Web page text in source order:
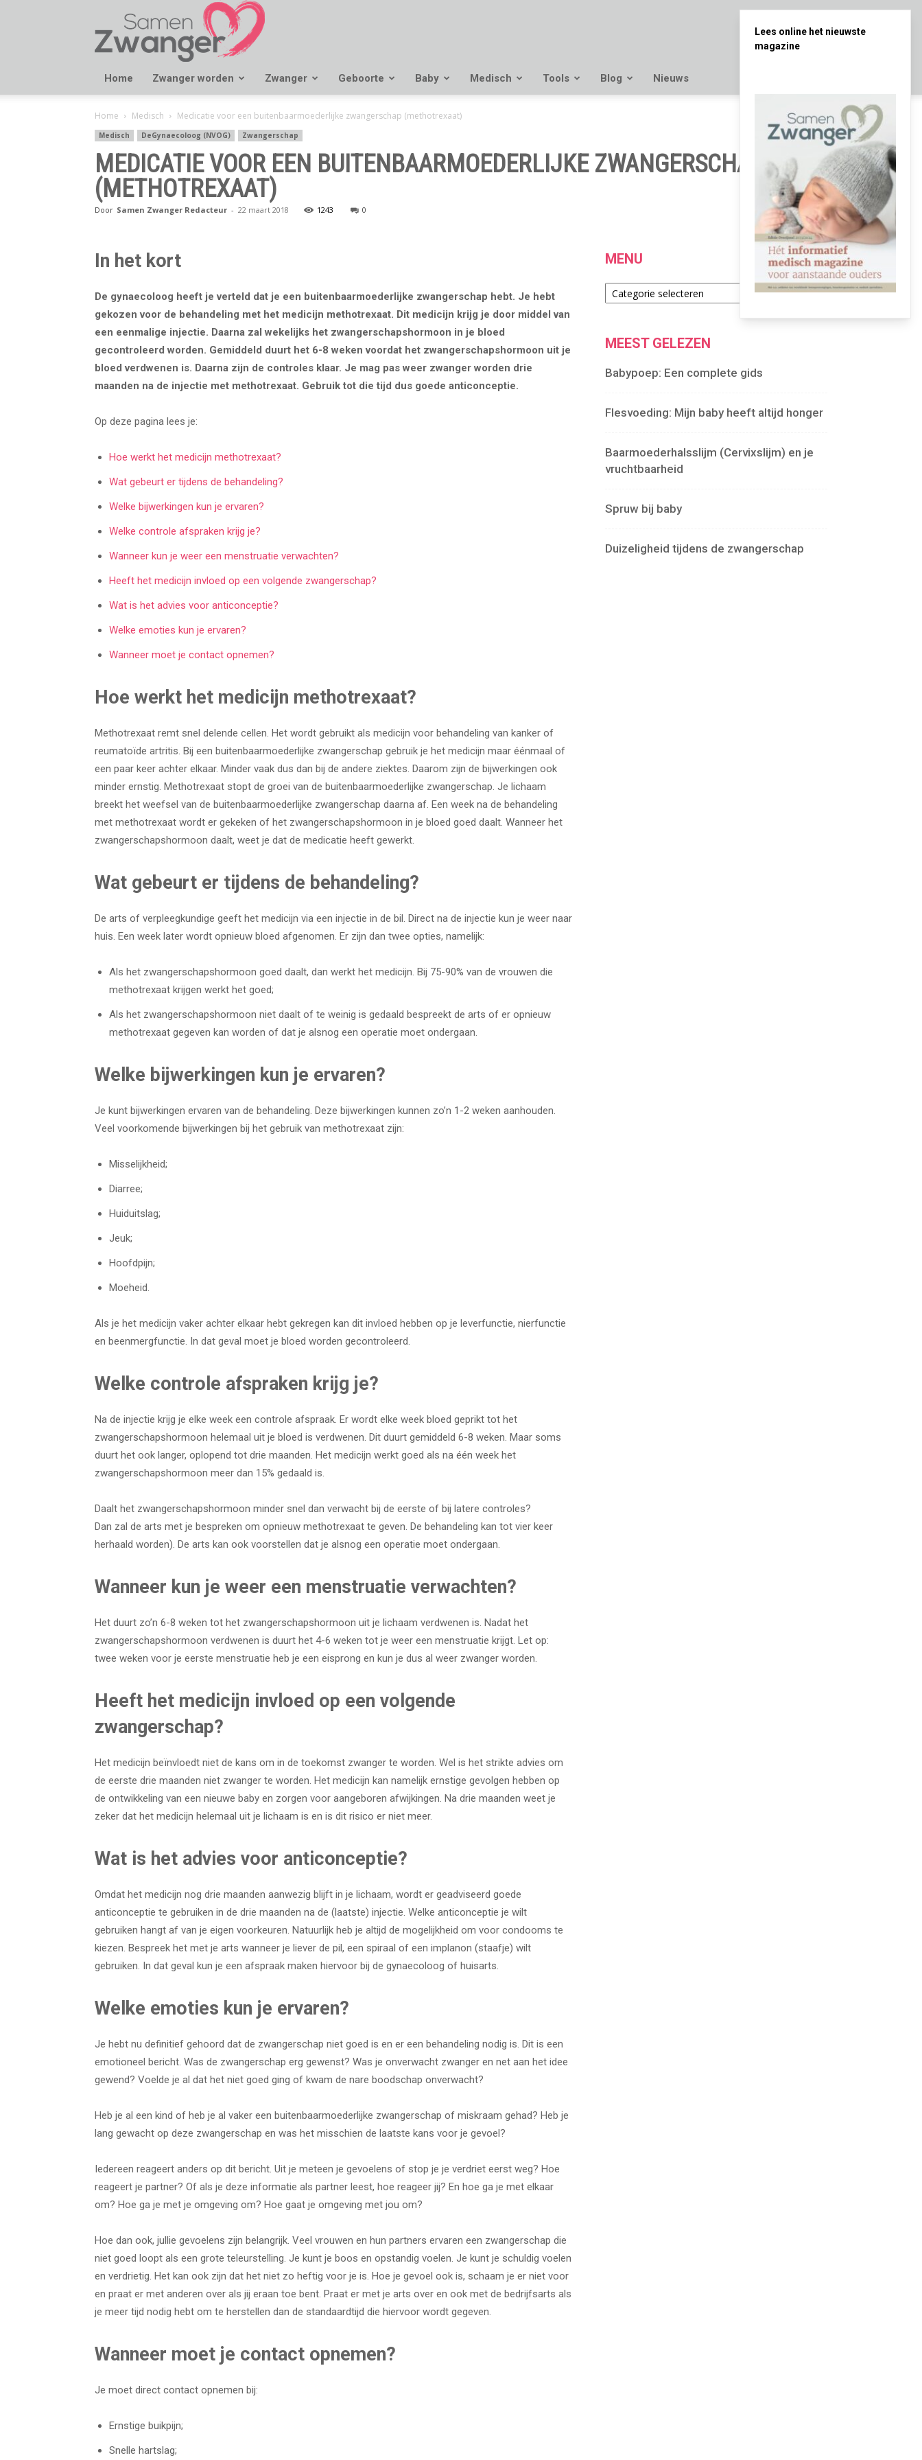
Samen
Zwanger
Home Zwanger worden Zwanger Geboorte Baby Medisch Tools Blog Nieuws
Home Medisch Medicatie voor een buitenbaarmoederlijke zwangerschap (methotrexaat)
Medisch DeGynaecoloog (NVOG) Zwangerschap
MEDICATIE VOOR EEN BUITENBAARMOEDERLIJKE ZWANGERSCHAP
(METHOTREXAAT)
Door Samen Zwanger Redacteur - 22 maart 2018 1243 0
In het kort
De gynaecoloog heeft je verteld dat je een buitenbaarmoederlijke zwangerschap hebt. Je hebt
gekozen voor de behandeling met het medicijn methotrexaat. Dit medicijn krijg je door middel van
een eenmalige injectie. Daarna zal wekelijks het zwangerschapshormoon in je bloed
gecontroleerd worden. Gemiddeld duurt het 6-8 weken voordat het zwangerschapshormoon uit je
bloed verdwenen is. Daarna zijn de controles klaar. Je mag pas weer zwanger worden drie
maanden na de injectie met methotrexaat. Gebruik tot die tijd dus goede anticonceptie.
Op deze pagina lees je:
Hoe werkt het medicijn methotrexaat?
Wat gebeurt er tijdens de behandeling?
Welke bijwerkingen kun je ervaren?
Welke controle afspraken krijg je?
Wanneer kun je weer een menstruatie verwachten?
Heeft het medicijn invloed op een volgende zwangerschap?
Wat is het advies voor anticonceptie?
Welke emoties kun je ervaren?
Wanneer moet je contact opnemen?
Hoe werkt het medicijn methotrexaat?
Methotrexaat remt snel delende cellen. Het wordt gebruikt als medicijn voor behandeling van kanker of
reumatoïde artritis. Bij een buitenbaarmoederlijke zwangerschap gebruik je het medicijn maar éénmaal of
een paar keer achter elkaar. Minder vaak dus dan bij de andere ziektes. Daarom zijn de bijwerkingen ook
minder ernstig. Methotrexaat stopt de groei van de buitenbaarmoederlijke zwangerschap. Je lichaam
breekt het weefsel van de buitenbaarmoederlijke zwangerschap daarna af. Een week na de behandeling
met methotrexaat wordt er gekeken of het zwangerschapshormoon in je bloed goed daalt. Wanneer het
zwangerschapshormoon daalt, weet je dat de medicatie heeft gewerkt.
Wat gebeurt er tijdens de behandeling?
De arts of verpleegkundige geeft het medicijn via een injectie in de bil. Direct na de injectie kun je weer naar
huis. Een week later wordt opnieuw bloed afgenomen. Er zijn dan twee opties, namelijk:
Als het zwangerschapshormoon goed daalt, dan werkt het medicijn. Bij 75-90% van de vrouwen die
methotrexaat krijgen werkt het goed;
Als het zwangerschapshormoon niet daalt of te weinig is gedaald bespreekt de arts of er opnieuw
methotrexaat gegeven kan worden of dat je alsnog een operatie moet ondergaan.
Welke bijwerkingen kun je ervaren?
Je kunt bijwerkingen ervaren van de behandeling. Deze bijwerkingen kunnen zo’n 1-2 weken aanhouden.
Veel voorkomende bijwerkingen bij het gebruik van methotrexaat zijn:
Misselijkheid;
Diarree;
Huiduitslag;
Jeuk;
Hoofdpijn;
Moeheid.
Als je het medicijn vaker achter elkaar hebt gekregen kan dit invloed hebben op je leverfunctie, nierfunctie
en beenmergfunctie. In dat geval moet je bloed worden gecontroleerd.
Welke controle afspraken krijg je?
Na de injectie krijg je elke week een controle afspraak. Er wordt elke week bloed geprikt tot het
zwangerschapshormoon helemaal uit je bloed is verdwenen. Dit duurt gemiddeld 6-8 weken. Maar soms
duurt het ook langer, oplopend tot drie maanden. Het medicijn werkt goed als na één week het
zwangerschapshormoon meer dan 15% gedaald is.
Daalt het zwangerschapshormoon minder snel dan verwacht bij de eerste of bij latere controles?
Dan zal de arts met je bespreken om opnieuw methotrexaat te geven. De behandeling kan tot vier keer
herhaald worden). De arts kan ook voorstellen dat je alsnog een operatie moet ondergaan.
Wanneer kun je weer een menstruatie verwachten?
Het duurt zo’n 6-8 weken tot het zwangerschapshormoon uit je lichaam verdwenen is. Nadat het
zwangerschapshormoon verdwenen is duurt het 4-6 weken tot je weer een menstruatie krijgt. Let op:
twee weken voor je eerste menstruatie heb je een eisprong en kun je dus al weer zwanger worden.
Heeft het medicijn invloed op een volgende
zwangerschap?
Het medicijn beïnvloedt niet de kans om in de toekomst zwanger te worden. Wel is het strikte advies om
de eerste drie maanden niet zwanger te worden. Het medicijn kan namelijk ernstige gevolgen hebben op
de ontwikkeling van een nieuwe baby en zorgen voor aangeboren afwijkingen. Na drie maanden weet je
zeker dat het medicijn helemaal uit je lichaam is en is dit risico er niet meer.
Wat is het advies voor anticonceptie?
Omdat het medicijn nog drie maanden aanwezig blijft in je lichaam, wordt er geadviseerd goede
anticonceptie te gebruiken in de drie maanden na de (laatste) injectie. Welke anticonceptie je wilt
gebruiken hangt af van je eigen voorkeuren. Natuurlijk heb je altijd de mogelijkheid om voor condooms te
kiezen. Bespreek het met je arts wanneer je liever de pil, een spiraal of een implanon (staafje) wilt
gebruiken. In dat geval kun je een afspraak maken hiervoor bij de gynaecoloog of huisarts.
Welke emoties kun je ervaren?
Je hebt nu definitief gehoord dat de zwangerschap niet goed is en er een behandeling nodig is. Dit is een
emotioneel bericht. Was de zwangerschap erg gewenst? Was je onverwacht zwanger en net aan het idee
gewend? Voelde je al dat het niet goed ging of kwam de nare boodschap onverwacht?
Heb je al een kind of heb je al vaker een buitenbaarmoederlijke zwangerschap of miskraam gehad? Heb je
lang gewacht op deze zwangerschap en was het misschien de laatste kans voor je gevoel?
Iedereen reageert anders op dit bericht. Uit je meteen je gevoelens of stop je je verdriet eerst weg? Hoe
reageert je partner? Of als je deze informatie als partner leest, hoe reageer jij? En hoe ga je met elkaar
om? Hoe ga je met je omgeving om? Hoe gaat je omgeving met jou om?
Hoe dan ook, jullie gevoelens zijn belangrijk. Veel vrouwen en hun partners ervaren een zwangerschap die
niet goed loopt als een grote teleurstelling. Je kunt je boos en opstandig voelen. Je kunt je schuldig voelen
en verdrietig. Het kan ook zijn dat het niet zo heftig voor je is. Hoe je gevoel ook is, schaam je er niet voor
en praat er met anderen over als jij eraan toe bent. Praat er met je arts over en ook met de bedrijfsarts als
je meer tijd nodig hebt om te herstellen dan de standaardtijd die hiervoor wordt gegeven.
Wanneer moet je contact opnemen?
Je moet direct contact opnemen bij:
Ernstige buikpijn;
Snelle hartslag;
MENU
Menu
MEEST GELEZEN
Babypoep: Een complete gids
Flesvoeding: Mijn baby heeft altijd honger
Baarmoederhalsslijm (Cervixslijm) en je
vruchtbaarheid
Spruw bij baby
Duizeligheid tijdens de zwangerschap
Lees online het nieuwste
magazine